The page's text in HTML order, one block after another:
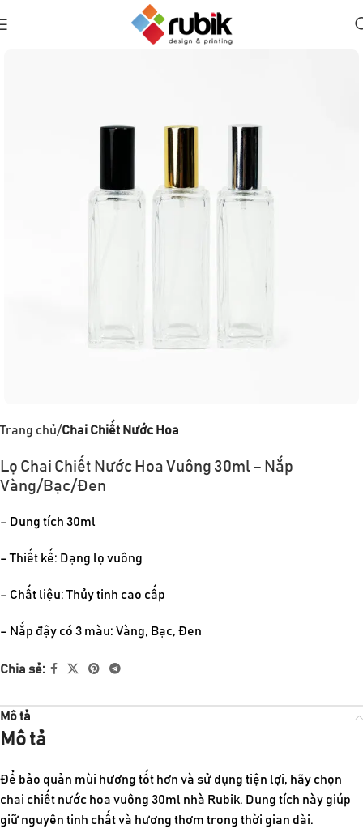
Trang chủ Chai Chiết Nước Hoa
Lọ Chai Chiết Nước Hoa Vuông 30ml – Nắp
Vàng/Bạc/Đen
– Dung tích 30ml
– Thiết kế: Dạng lọ vuông
– Chất liệu: Thủy tinh cao cấp
– Nắp đậy có 3 màu: Vàng, Bạc, Đen
Chia sẻ:
Mô tả
Mô tả
Để bảo quản mùi hương tốt hơn và sử dụng tiện lợi, hãy chọn
chai chiết nước hoa vuông 30ml nhà Rubik. Dung tích này giúp
giữ nguyên tinh chất và hương thơm trong thời gian dài.